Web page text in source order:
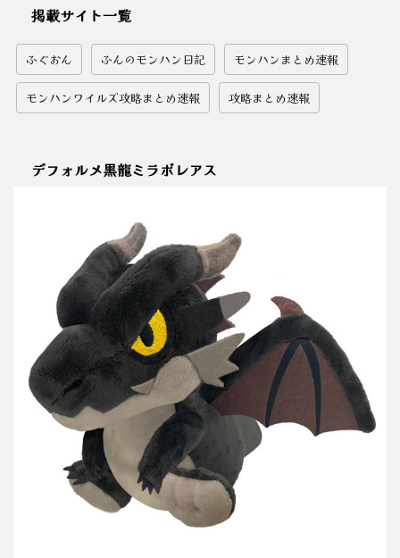
掲載サイト一覧
ふぐおん ふんのモンハン日記 モンハンまとめ速報
モンハンワイルズ攻略まとめ速報 攻略まとめ速報
デフォルメ黒龍ミラボレアス